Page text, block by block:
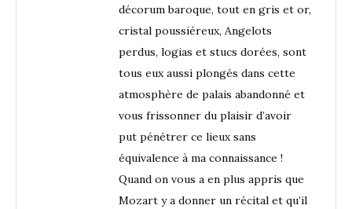
décorum baroque, tout en gris et or,
cristal poussiéreux, Angelots
perdus, logias et stucs dorées, sont
tous eux aussi plongés dans cette
atmosphère de palais abandonné et
vous frissonner du plaisir d’avoir
put pénétrer ce lieux sans
équivalence à ma connaissance !
Quand on vous a en plus appris que
Mozart y a donner un récital et qu’il